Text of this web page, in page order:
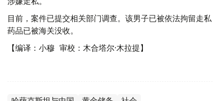
目前，案件已提交相关部门调查。该男子已被依法拘留走私
药品已被海关没收。
【编译：小穆 审校：木合塔尔·木拉提】